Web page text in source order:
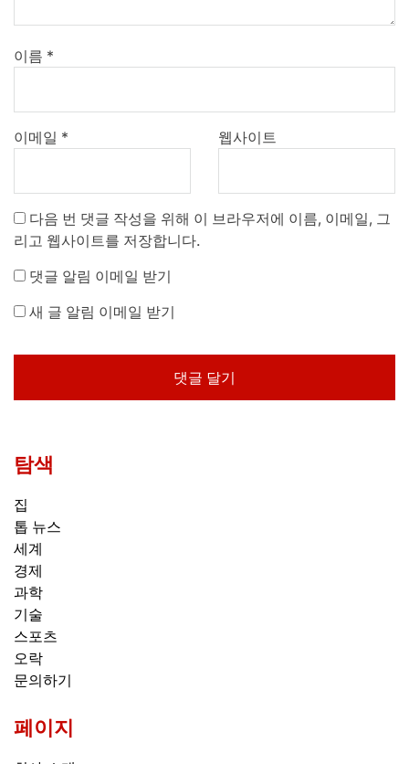
이름 *
이메일 * 웹사이트
다음 번 댓글 작성을 위해 이 브라우저에 이름, 이메일, 그
리고 웹사이트를 저장합니다.
댓글 알림 이메일 받기
새 글 알림 이메일 받기
탐색
집
톱 뉴스
세계
경제
과학
기술
스포츠
오락
문의하기
페이지